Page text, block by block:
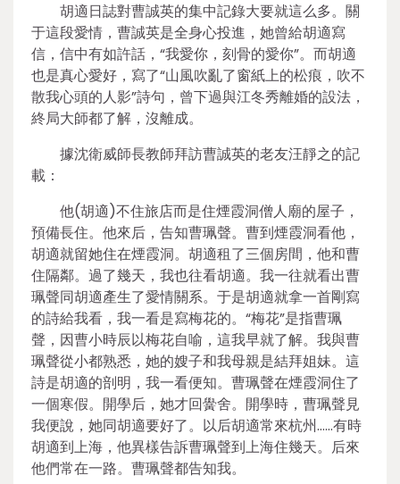
胡適日誌對曹誠英的集中記錄大要就這么多。關
于這段愛情，曹誠英是全身心投進，她曾給胡適寫
信，信中有如許話，“我愛你，刻骨的愛你”。而胡適
也是真心愛好，寫了“山風吹亂了窗紙上的松痕，吹不
散我心頭的人影”詩句，曾下過與江冬秀離婚的設法，
終局大師都了解，沒離成。
據沈衛威師長教師拜訪曹誠英的老友汪靜之的記
載：
他(胡適)不住旅店而是住煙霞洞僧人廟的屋子，
預備長住。他來后，告知曹珮聲。曹到煙霞洞看他，
胡適就留她住在煙霞洞。胡適租了三個房間，他和曹
住隔鄰。過了幾天，我也往看胡適。我一往就看出曹
珮聲同胡適產生了愛情關系。于是胡適就拿一首剛寫
的詩給我看，我一看是寫梅花的。“梅花”是指曹珮
聲，因曹小時辰以梅花自喻，這我早就了解。我與曹
珮聲從小都熟悉，她的嫂子和我母親是結拜姐妹。這
詩是胡適的剖明，我一看便知。曹珮聲在煙霞洞住了
一個寒假。開學后，她才回黌舍。開學時，曹珮聲見
我便說，她同胡適要好了。以后胡適常來杭州……有時
胡適到上海，他異樣告訴曹珮聲到上海住幾天。后來
他們常在一路。曹珮聲都告知我。